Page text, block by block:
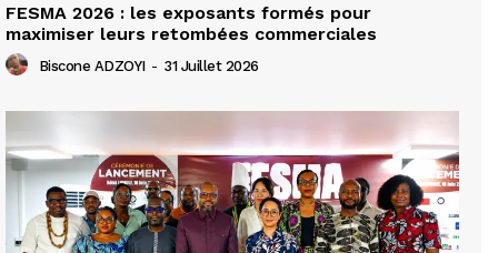
FESMA 2026 : les exposants formés pour
maximiser leurs retombées commerciales
Biscone ADZOYI - 31 Juillet 2026